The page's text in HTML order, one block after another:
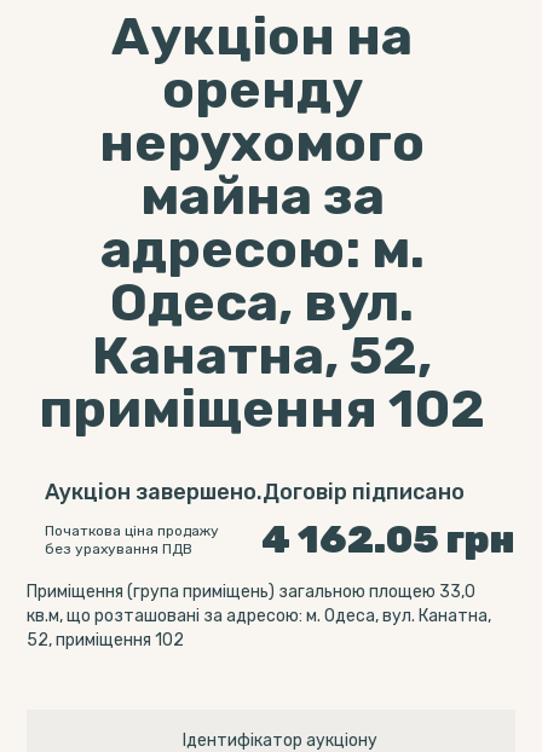
Аукціон на
оренду
нерухомого
майна за
адресою: м.
Одеса, вул.
Канатна, 52,
приміщення 102
Аукціон завершено.Договір підписано
Початкова ціна продажу
без урахування ПДВ
4 162.05 грн
Приміщення (група приміщень) загальною площею 33,0
кв.м, що розташовані за адресою: м. Одеса, вул. Канатна,
52, приміщення 102
Ідентифікатор аукціону